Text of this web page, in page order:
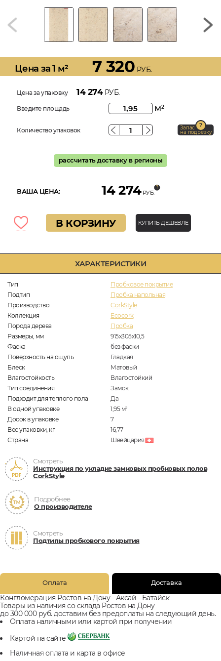
ХАРАКТЕРИСТИКИ
Тип
Пробковое покрытие
Подтип
Пробка напольная
Производство
CorkStyle
Коллекция
Ecocork
Порода дерева
Пробка
Размеры, мм
915x305x10,5
Фаска
без фаски
Поверхность на ощупь
Гладкая
Блеск
Матовый
Влагостойкость
Влагостойкий
Тип соединения
Замок
Подходит для теплого пола
Да
В одной упаковке
1,95 м2
Досок в упаковке
7
Вес упаковки, кг
16,77
Страна
Швейцария
Смотреть
Инструкция по укладке замковых пробковых полов
CorkStyle
Подробнее
О производителе
Смотреть
Подтипы пробкового покрытия
Цена за 1 м² 7 320 РУБ.
Цена за упаковку 14 274РУБ.
Введите площадь м2
Количество упаковок Запас
на подрезку
рассчитать доставку в регионы
ВАША ЦЕНА: 14 274 РУБ.
В КОРЗИНУ КУПИТЬ ДЕШЕВЛЕ
Оплата Доставка
Конгломерация Ростов на Дону - Аксай - Батайск
Товары из наличия со склада Ростов на Дону
до 300 000 руб. доставим без предоплаты на следующий день.
Оплата наличными или картой при получении
Картой на сайте
Наличная оплата и карта в офисе